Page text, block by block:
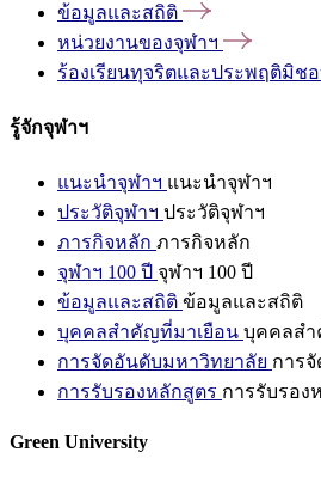
ข้อมูลและสถิติ
หน่วยงานของจุฬาฯ
ร้องเรียนทุจริตและประพฤติมิช
รู้จักจุฬาฯ
แนะนำจุฬาฯ แนะนำจุฬาฯ
ประวัติจุฬาฯ ประวัติจุฬาฯ
ภารกิจหลัก ภารกิจหลัก
จุฬาฯ 100 ปี จุฬาฯ 100 ปี
ข้อมูลและสถิติ ข้อมูลและสถิติ
บุคคลสำคัญที่มาเยือน บุคคลสำ
การจัดอันดับมหาวิทยาลัย การ
การรับรองหลักสูตร การรับรอง
Green University